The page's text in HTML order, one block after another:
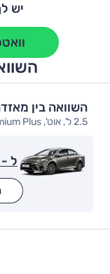
יש
השוואה בין
2.5 ל', אוט', Premium Plus
ל -